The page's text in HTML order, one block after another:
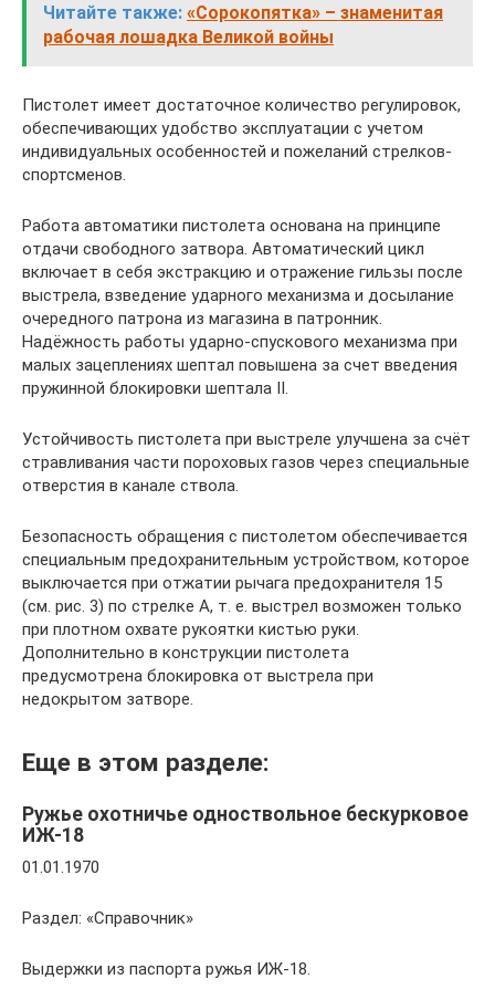
Читайте также: «Сорокопятка» – знаменитая
рабочая лошадка Великой войны
Пистолет имеет достаточное количество регулировок,
обеспечивающих удобство эксплуатации с учетом
индивидуальных особенностей и пожеланий стрелков-
спортсменов.
Работа автоматики пистолета основана на принципе
отдачи свободного затвора. Автоматический цикл
включает в себя экстракцию и отражение гильзы после
выстрела, взведение ударного механизма и досылание
очередного патрона из магазина в патронник.
Надёжность работы ударно-спускового механизма при
малых зацеплениях шептал повышена за счет введения
пружинной блокировки шептала II.
Устойчивость пистолета при выстреле улучшена за счёт
стравливания части пороховых газов через специальные
отверстия в канале ствола.
Безопасность обращения с пистолетом обеспечивается
специальным предохранительным устройством, которое
выключается при отжатии рычага предохранителя 15
(см. рис. 3) по стрелке А, т. е. выстрел возможен только
при плотном охвате рукоятки кистью руки.
Дополнительно в конструкции пистолета
предусмотрена блокировка от выстрела при
недокрытом затворе.
Еще в этом разделе:
Ружье охотничье одноствольное бескурковое
ИЖ-18
01.01.1970
Раздел: «Справочник»
Выдержки из паспорта ружья ИЖ-18.